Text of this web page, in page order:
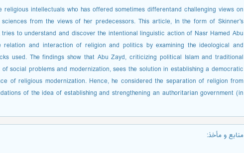
intellectuals who has offered sometimes differentand challenging views on
from the views of her predecessors. This article, In the form of Skinner's
to understand and discover the intentional linguistic action of Nasr Hamed Abu
and interaction of religion and politics by examining the ideological and
used. The findings show that Abu Zayd, criticizing political Islam and traditional
social problems and modernization, sees the solution in establishing a democratic
of religious modernization. Hence, he considered the separation of religion from
of the idea of establishing and strengthening an authoritarian government (in
منابع و مأخذ: